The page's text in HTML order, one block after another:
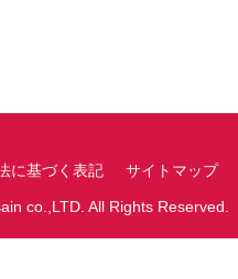
に基づく表記 サイトマップ
co.,LTD. All Rights Reserved.